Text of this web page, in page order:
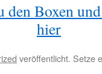
Boxen
hier
veröffentlicht. Setze